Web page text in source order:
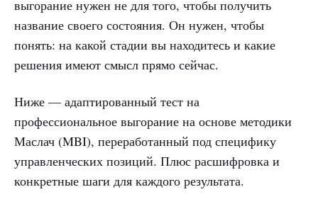
выгорание нужен не для того, чтобы получить
название своего состояния. Он нужен, чтобы
понять: на какой стадии вы находитесь и какие
решения имеют смысл прямо сейчас.
Ниже — адаптированный тест на
профессиональное выгорание на основе методики
Маслач (MBI), переработанный под специфику
управленческих позиций. Плюс расшифровка и
конкретные шаги для каждого результата.